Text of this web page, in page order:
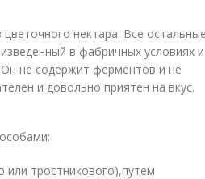
нектара. Все остальные
в фабричных условиях и
не содержит ферментов и не
и довольно приятен на вкус.
или тростникового),путем